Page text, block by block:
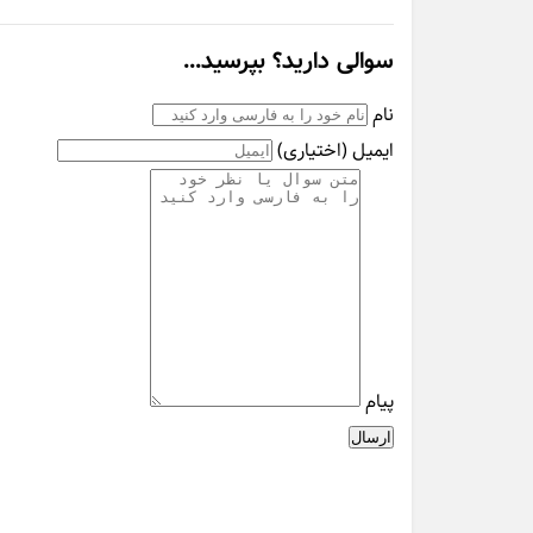
سوالی دارید؟ بپرسید...
نام
ایمیل (اختیاری)
پیام
ارسال